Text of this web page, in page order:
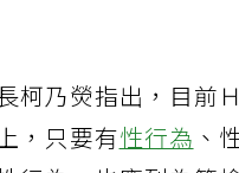
柯乃熒指出，目前
，只要有性行為